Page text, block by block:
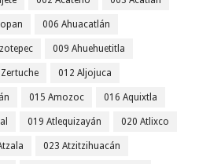
006 Ahuacatlán
009 Ahuehuetitla
012 Aljojuca
015 Amozoc 016 Aquixtla
019 Atlequizayán 020 Atlixco
023 Atzitzihuacán